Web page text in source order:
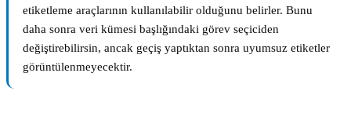
etiketleme araçlarının kullanılabilir olduğunu belirler. Bunu
daha sonra veri kümesi başlığındaki görev seçiciden
değiştirebilirsin, ancak geçiş yaptıktan sonra uyumsuz etiketler
görüntülenmeyecektir.